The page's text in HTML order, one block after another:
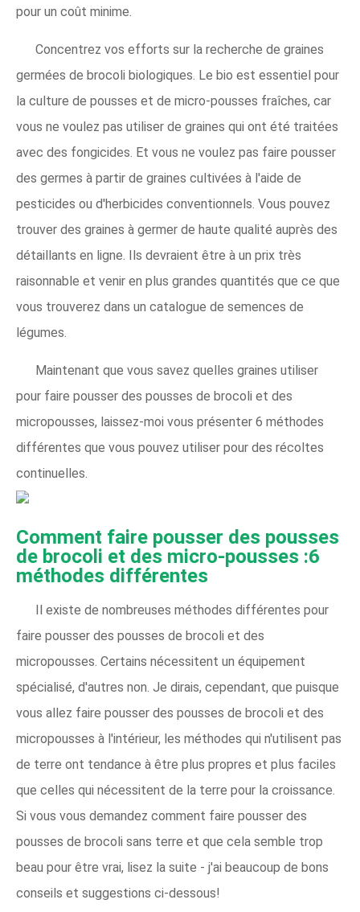
pour un coût minime.
Concentrez vos efforts sur la recherche de graines
germées de brocoli biologiques. Le bio est essentiel pour
la culture de pousses et de micro-pousses fraîches, car
vous ne voulez pas utiliser de graines qui ont été traitées
avec des fongicides. Et vous ne voulez pas faire pousser
des germes à partir de graines cultivées à l'aide de
pesticides ou d'herbicides conventionnels. Vous pouvez
trouver des graines à germer de haute qualité auprès des
détaillants en ligne. Ils devraient être à un prix très
raisonnable et venir en plus grandes quantités que ce que
vous trouverez dans un catalogue de semences de
légumes.
Maintenant que vous savez quelles graines utiliser
pour faire pousser des pousses de brocoli et des
micropousses, laissez-moi vous présenter 6 méthodes
différentes que vous pouvez utiliser pour des récoltes
continuelles.
Comment faire pousser des pousses
de brocoli et des micro-pousses :6
méthodes différentes
Il existe de nombreuses méthodes différentes pour
faire pousser des pousses de brocoli et des
micropousses. Certains nécessitent un équipement
spécialisé, d'autres non. Je dirais, cependant, que puisque
vous allez faire pousser des pousses de brocoli et des
micropousses à l'intérieur, les méthodes qui n'utilisent pas
de terre ont tendance à être plus propres et plus faciles
que celles qui nécessitent de la terre pour la croissance.
Si vous vous demandez comment faire pousser des
pousses de brocoli sans terre et que cela semble trop
beau pour être vrai, lisez la suite - j'ai beaucoup de bons
conseils et suggestions ci-dessous!